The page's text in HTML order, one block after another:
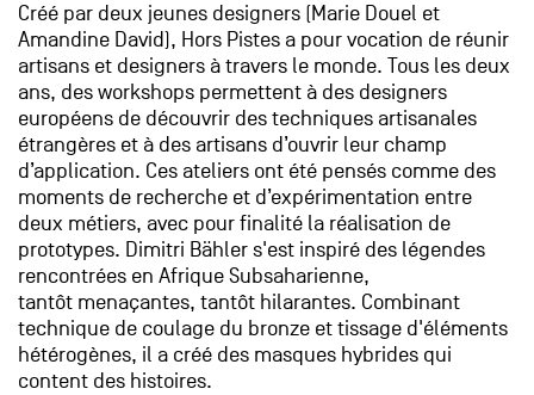
Créé par deux jeunes designers (Marie Douel et
Amandine David), Hors Pistes a pour vocation de réunir
artisans et designers à travers le monde. Tous les deux
ans, des workshops permettent à des designers
européens de découvrir des techniques artisanales
étrangères et à des artisans d’ouvrir leur champ
d’application. Ces ateliers ont été pensés comme des
moments de recherche et d’expérimentation entre
deux métiers, avec pour finalité la réalisation de
prototypes. Dimitri Bähler s'est inspiré des légendes
rencontrées en Afrique Subsaharienne,
tantôt menaçantes, tantôt hilarantes. Combinant
technique de coulage du bronze et tissage d'éléments
hétérogènes, il a créé des masques hybrides qui
content des histoires.